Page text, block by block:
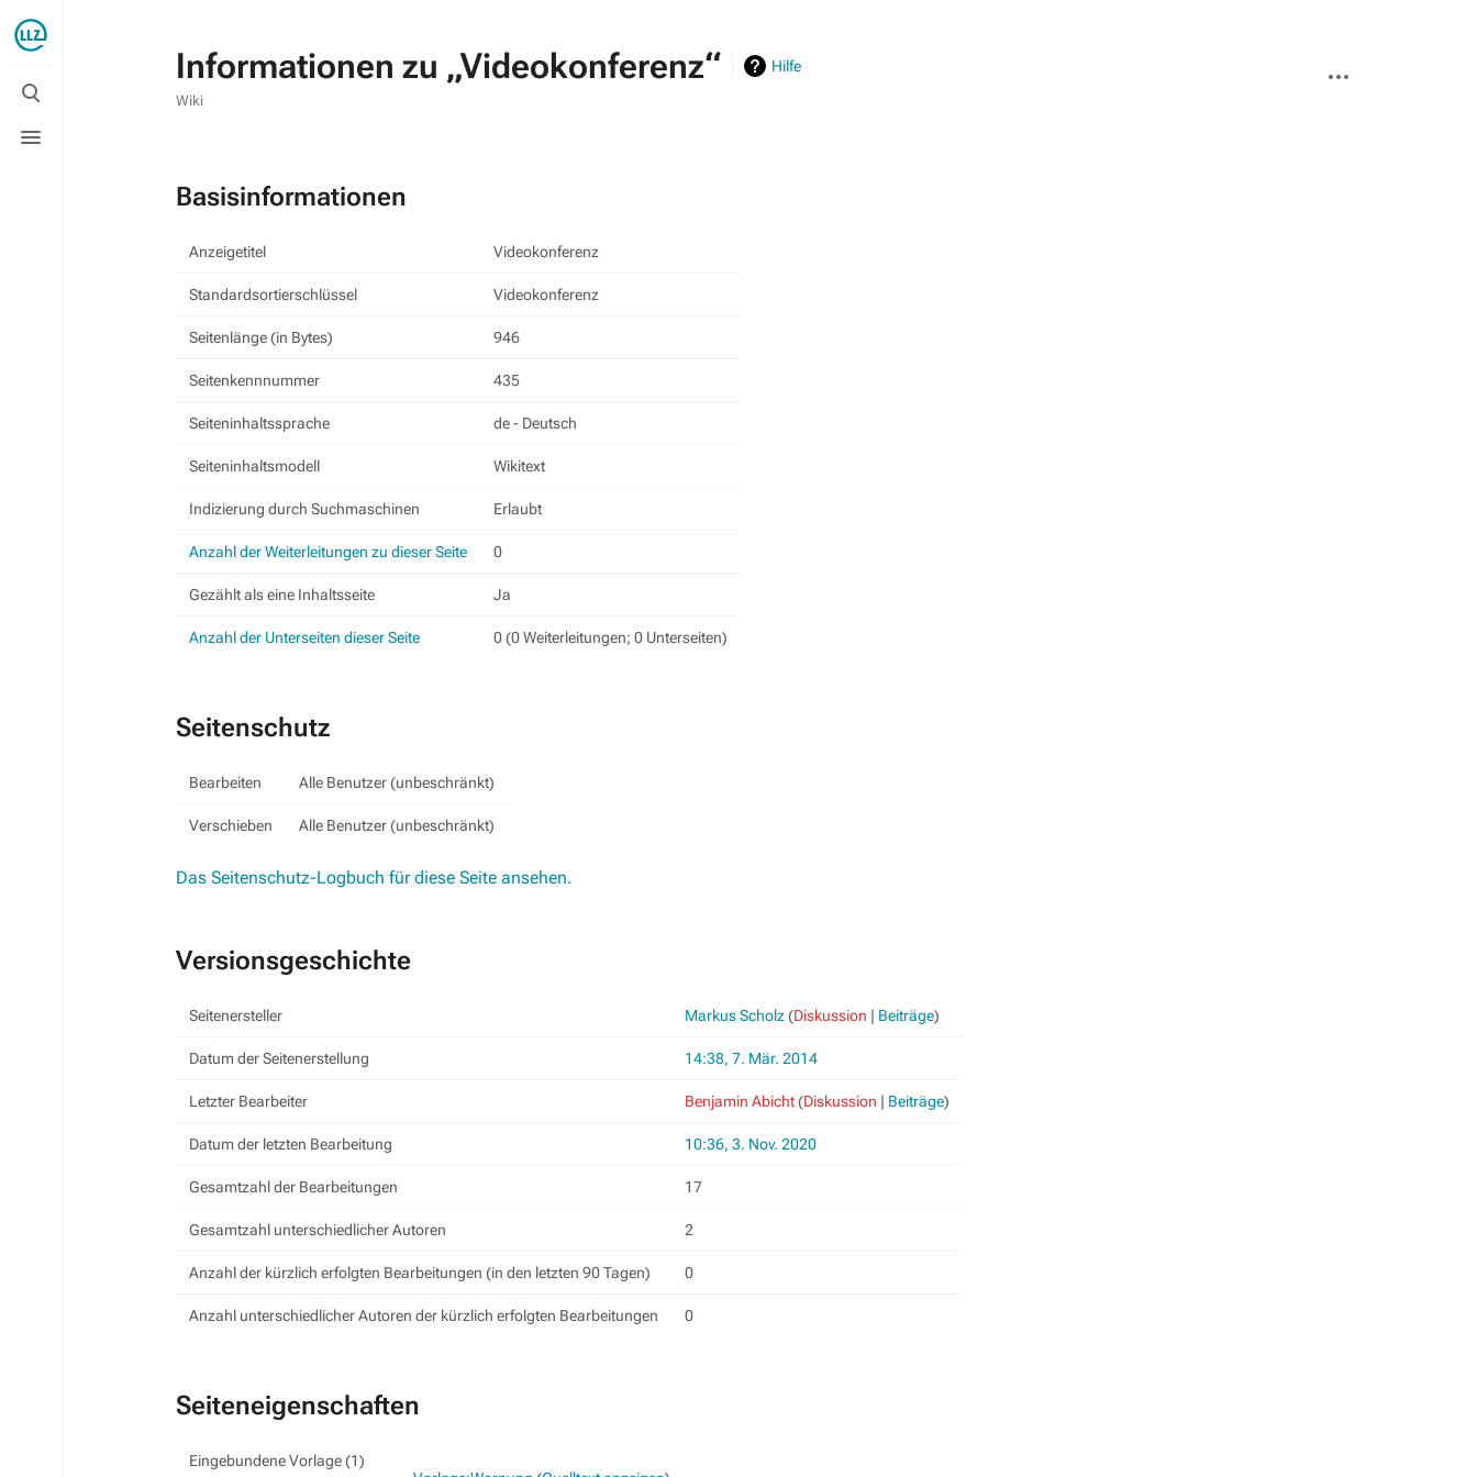
Suche
umschalten
umschalten
Informationen zu „Videokonferenz“ Hilfe
Wiki
Aktionen
Basisinformationen
Anzeigetitel Videokonferenz
Standardsortierschlüssel Videokonferenz
Seitenlänge (in Bytes) 946
Seitenkennnummer 435
Seiteninhaltssprache de - Deutsch
Seiteninhaltsmodell Wikitext
Indizierung durch Suchmaschinen Erlaubt
Anzahl der Weiterleitungen zu dieser Seite 0
Gezählt als eine Inhaltsseite Ja
Anzahl der Unterseiten dieser Seite 0 (0 Weiterleitungen; 0 Unterseiten)
Seitenschutz
Bearbeiten Alle Benutzer (unbeschränkt)
Verschieben Alle Benutzer (unbeschränkt)
Das Seitenschutz-Logbuch für diese Seite ansehen.
Versionsgeschichte
Seitenersteller Markus Scholz(Diskussion | Beiträge)
Datum der Seitenerstellung 14:38, 7. Mär. 2014
Letzter Bearbeiter Benjamin Abicht(Diskussion | Beiträge)
Datum der letzten Bearbeitung 10:36, 3. Nov. 2020
Gesamtzahl der Bearbeitungen 17
Gesamtzahl unterschiedlicher Autoren 2
Anzahl der kürzlich erfolgten Bearbeitungen (in den letzten 90 Tagen) 0
Anzahl unterschiedlicher Autoren der kürzlich erfolgten Bearbeitungen 0
Seiteneigenschaften
Eingebundene Vorlage (1)